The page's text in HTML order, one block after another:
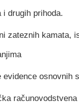
i drugih prihoda.
zateznih kamata,
evidence osnovnih